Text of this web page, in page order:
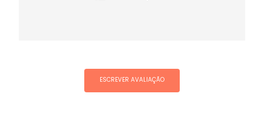
ESCREVER AVALIAÇÃO